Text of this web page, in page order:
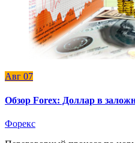
Авг 07
Обзор Forex: Доллар в
Форекс